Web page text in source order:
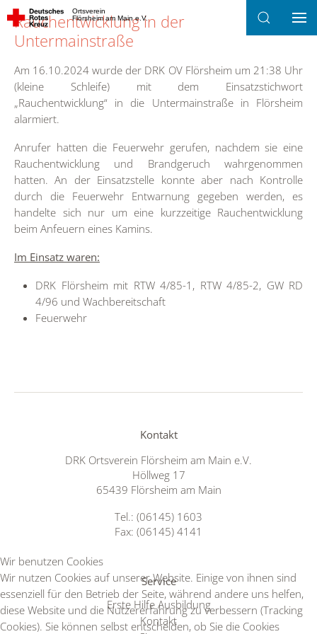
Zum Hauptinhalt springen
Ortsverein
Flörsheim am Main e.V.
Rauchentwicklung in der
Untermainstraße
Am 16.10.2024 wurde der DRK OV Flörsheim um 21:38 Uhr
(kleine Schleife) mit dem Einsatzstichwort
„Rauchentwicklung“ in die Untermainstraße in Flörsheim
alarmiert.
Anrufer hatten die Feuerwehr gerufen, nachdem sie eine
Rauchentwicklung und Brandgeruch wahrgenommen
hatten. An der Einsatzstelle konnte aber nach Kontrolle
durch die Feuerwehr Entwarnung gegeben werden, es
handelte sich nur um eine kurzzeitige Rauchentwicklung
beim Anfeuern eines Kamins.
Im Einsatz waren:
DRK Flörsheim mit RTW 4/85-1, RTW 4/85-2, GW RD
4/96 und Wachbereitschaft
Feuerwehr
Kontakt
DRK Ortsverein Flörsheim am Main e.V.
Höllweg 17
65439 Flörsheim am Main
Tel.: (06145) 1603
Fax: (06145) 4141
Service
Erste Hilfe Ausbildung
Kontakt
Wir benutzen Cookies
Wir nutzen Cookies auf unserer Website. Einige von ihnen sind
essenziell für den Betrieb der Seite, während andere uns helfen,
diese Website und die Nutzererfahrung zu verbessern (Tracking
Cookies). Sie können selbst entscheiden, ob Sie die Cookies